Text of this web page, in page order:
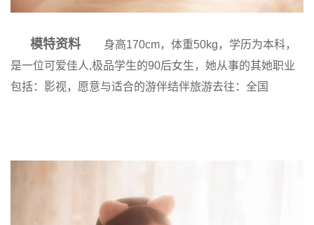
模特资料
身高170cm，体重50kg，学历为本科，
是一位可爱佳人,极品学生的90后女生，她从事的其她职业
包括：影视，愿意与适合的游伴结伴旅游去往：全国